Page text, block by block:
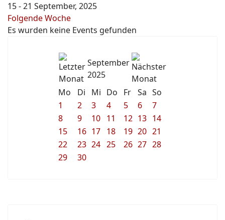
15 - 21 September, 2025
Folgende Woche
Es wurden keine Events gefunden
September
2025
Mo
Di Mi Do Fr Sa So
1
2 3 4 5 6
7
8
9 10 11 12 13 14
15
16 17 18 19 20 21
22
23 24 25 26 27 28
29
30